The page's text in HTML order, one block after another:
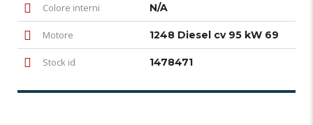
Colore interni N/A
Motore 1248 Diesel cv 95 kW 69
Stock id 1478471